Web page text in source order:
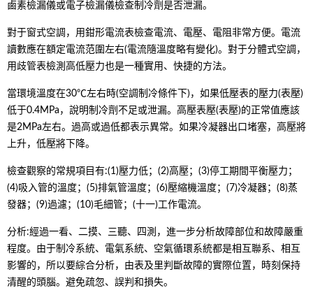
鹵素檢漏儀或電子檢漏儀檢查制冷劑是否泄漏。
對于窗式空調，用鉗形電流表檢查電流、電壓、電阻非常方便。電流
讀數應在額定電流范圍左右(電流隨溫度略有變化)。對于分體式空調，
用歧管表檢測高低壓力也是一種實用、快捷的方法。
當環境溫度在30℃左右時(空調制冷條件下)，如果低壓表的壓力(表壓)
低于0.4MPa，說明制冷劑不足或泄漏。高壓表壓(表壓)的正常值應該
是2MPa左右。過高或過低都表示異常。如果冷凝器出口堵塞，高壓將
上升，低壓將下降。
檢查觀察的常規項目有:(1)壓力低；(2)高壓；(3)停工期間平衡壓力；
(4)吸入管的溫度；(5)排氣管溫度；(6)壓縮機溫度；(7)冷凝器；(8)蒸
發器；(9)過濾；(10)毛細管；(十一)工作電流。
分析:經過一看、二摸、三聽、四測，進一步分析故障部位和故障嚴重
程度。由于制冷系統、電氣系統、空氣循環系統都是相互聯系、相互
影響的，所以要綜合分析，由表及里判斷故障的實際位置，時刻保持
清醒的頭腦。避免疏忽、誤判和損失。